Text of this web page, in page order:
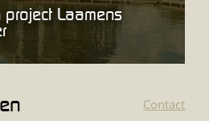
Laamens
Contact